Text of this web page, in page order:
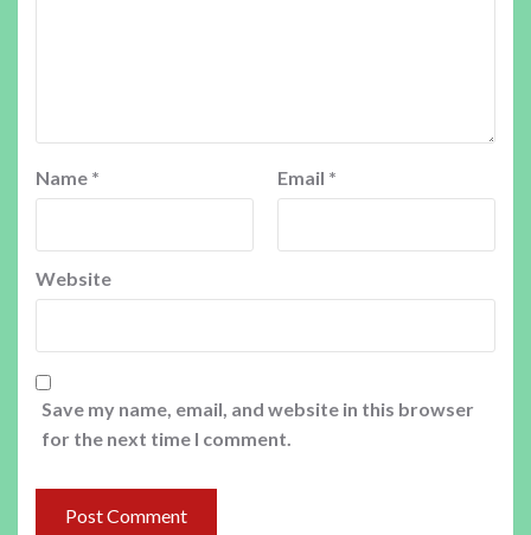
Name * Email *
Website
Save my name, email, and website in this browser
for the next time I comment.